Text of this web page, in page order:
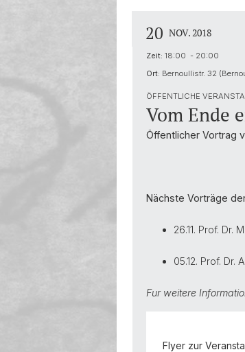
20 NOV. 2018
Zeit: 18:00 - 20:00
Ort: Bernoullistr. 32
ÖFFENTLICHE
Vom Ende
Öffentlicher Vortrag
Nächste Vorträge
26.11. Prof. Dr.
05.12. Prof.
Fur weitere
Flyer zur